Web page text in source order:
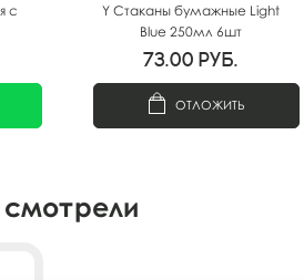
с
Y Стаканы бумажные Light
Blue 250мл 6шт
73.00 руб.
ОТЛОЖИТЬ